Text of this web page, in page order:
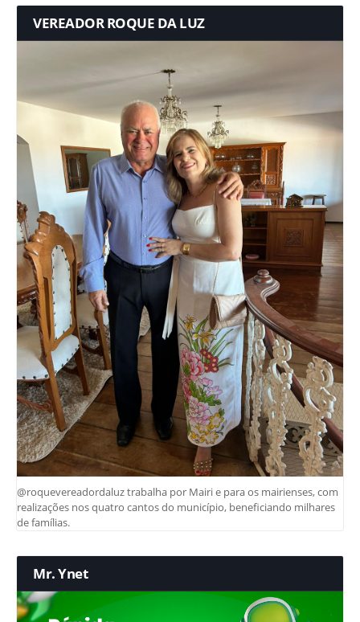
VEREADOR ROQUE DA LUZ
@roquevereadordaluz trabalha por Mairi e para os mairienses, com
realizações nos quatro cantos do município, beneficiando milhares
de famílias.
Mr. Ynet